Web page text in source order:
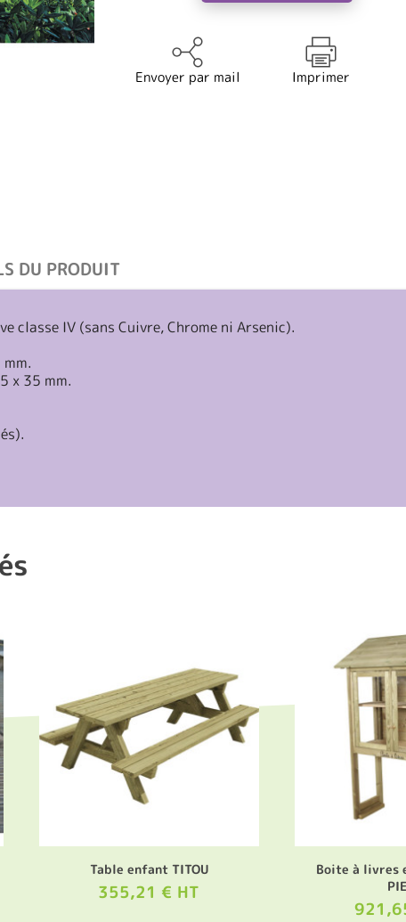
Envoyer par mail Imprimer
DU PRODUIT
classe IV (sans Cuivre, Chrome ni Arsenic).
x 35 mm.
Table enfant TITOU
355,21 € HT
Boite à livres